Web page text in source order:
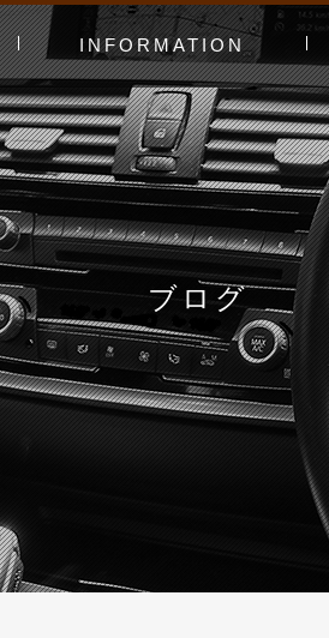
質問
DAY
INFORMATION
カースタってどんなお店？
あえてやっていないこと
ブログ